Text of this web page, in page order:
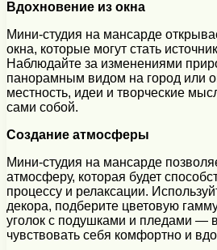
Вдохновение из окна
Мини-студия на мансарде
окна, которые могут стать
Наблюдайте за изменениями
панорамным видом на город или
местность, идеи и творческие
сами собой.
Создание атмосферы
Мини-студия на мансарде
атмосферу, которая будет
процессу и релаксации.
декора, подберите цветовую
уголок с подушками и пледами —
чувствовать себя комфортно и